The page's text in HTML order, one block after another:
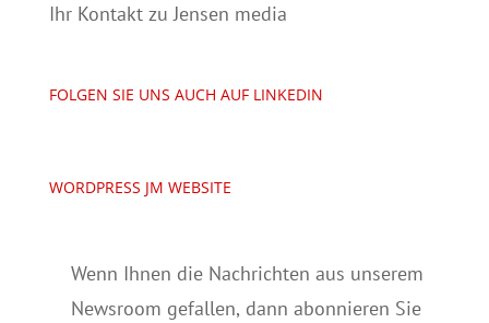
Ihr Kontakt zu Jensen media
FOLGEN SIE UNS AUCH AUF LINKEDIN
WORDPRESS JM WEBSITE
Wenn Ihnen die Nachrichten aus unserem
Newsroom gefallen, dann abonnieren Sie